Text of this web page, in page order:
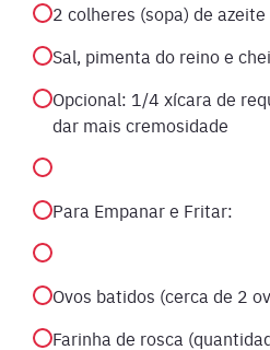
2 colheres (sopa) de azeite
Sal, pimenta do reino e
Opcional: 1/4 xícara de
dar mais cremosidade
Para Empanar e Fritar:
Ovos batidos (cerca de 2
Farinha de rosca